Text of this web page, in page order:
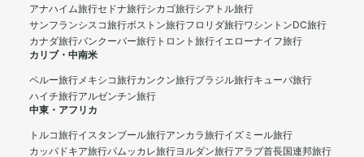
アナハイム旅行セドナ旅行シカゴ旅行シアトル旅行
サンフランシスコ旅行ボストン旅行フロリダ旅行ワシントンDC旅行
カナダ旅行バンクーバー旅行 トロント旅行イエローナイフ旅行
カリブ・中南米
ペルー旅行メキシコ旅行カンクン旅行ブラジル旅行キューバ旅行
ハイチ旅行アルゼンチン旅行
中東・アフリカ
トルコ旅行イスタンブール旅行アンカラ旅行イズミール旅行
カッパドキア旅行パムッカレ旅行ヨルダン旅行アラブ首長国連邦旅行